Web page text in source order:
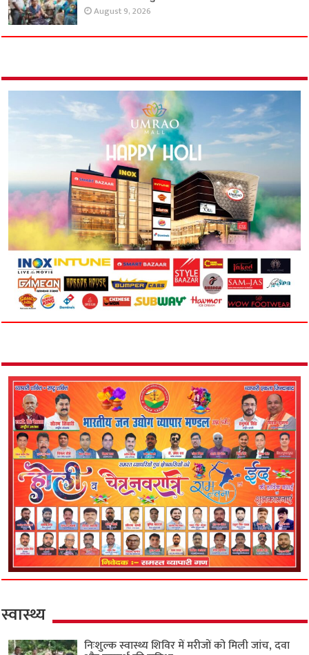
August 9, 2026
स्वास्थ्य
निःशुल्क स्वास्थ्य शिविर में मरीजों को मिली जांच, दवा